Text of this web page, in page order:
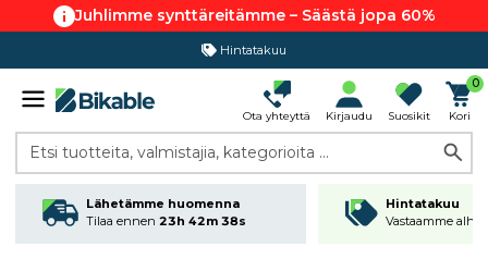
Juhlimme synttäreitämme – Säästä jopa 60%
Hintatakuu
Ota yhteyttä Kirjaudu Suosikit
0
Kori
Etsi tuotteita, valmistajia, kategorioita ...
Lähetämme huomenna
Tilaa ennen 23h 42m 36s
Hintatakuu
Vastaamme